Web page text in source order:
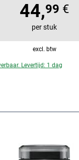
bijzonderheden:
44,99 €
per stuk
excl. btw
Levertijd: 1 dag